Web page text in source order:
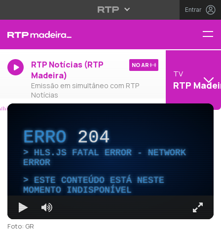
Entrar
RTP Notícias (RTP
Madeira)
Emissão em simultâneo com RTP
Notícias
NO AR
TV
RTP
ERRO204
HLS.JS FATAL ERROR - NETWORK
ERROR
ESTE CONTEÚDO ESTÁ NESTE
MOMENTO INDISPONÍVEL
Foto: GR